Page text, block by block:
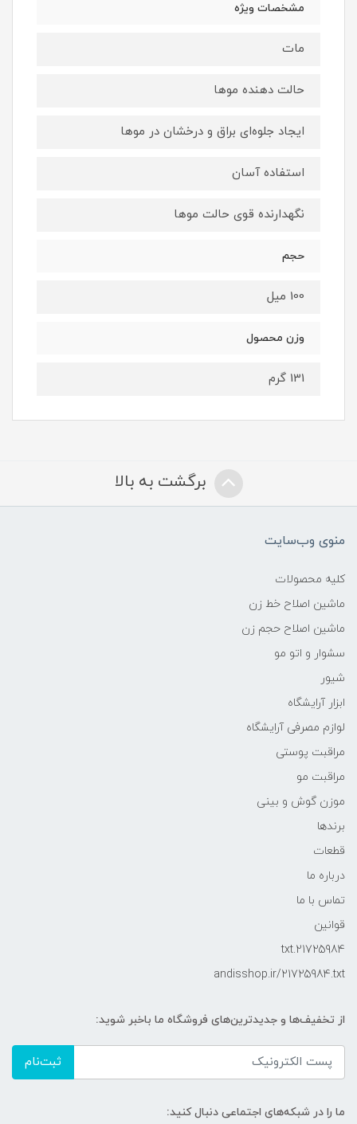
مشخصات ویژه
مات
حالت دهنده موها
ایجاد جلوه‌ای براق و درخشان در موها
استفاده آسان
نگهدارنده قوی حالت موها
حجم
100 میل
وزن محصول
131 گرم
برگشت به بالا
منوی وب‌سایت
کلیه محصولات
ماشین اصلاح خط زن
ماشین اصلاح حجم زن
سشوار و اتو مو
شیور
ابزار آرایشگاه
لوازم مصرفی آرایشگاه
مراقبت پوستی
مراقبت مو
موزن گوش و بینی
برندها
قطعات
درباره ما
تماس با ما
قوانین
21725984.txt
andisshop.ir/21725984.txt
از تخفیف‌ها و جدیدترین‌های فروشگاه ما باخبر شوید:
ثبت‌نام
ما را در شبکه‌های اجتماعی دنبال کنید: